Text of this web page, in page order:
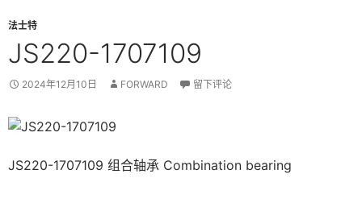
法士特
JS220-1707109
2024年12月10日 FORWARD 留下评论
JS220-1707109 组合轴承 Combination bearing